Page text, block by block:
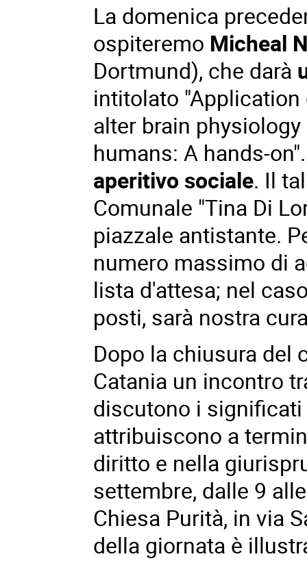
La domenica
ospiteremo Micheal
Dortmund), che darà
intitolato
alter brain
humans: A hands-
aperitivo sociale. Il
Comunale "Tina Di
piazzale antistante.
numero massimo di
lista d'attesa; nel
posti, sarà nostra
Dopo la chiusura del
Catania un incontro
discutono i
attribuiscono a
diritto e nella
settembre, dalle 9
Chiesa Purità, in via
della giornata è